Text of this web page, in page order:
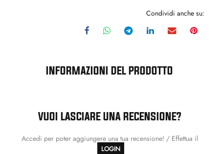
Condividi anche su:
INFORMAZIONI DEL PRODOTTO
VUOI LASCIARE UNA RECENSIONE?
Accedi per poter aggiungere una tua recensione! / Effettua il
LOGIN